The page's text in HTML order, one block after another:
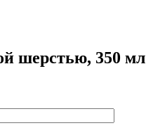
шерстью, 350 мл